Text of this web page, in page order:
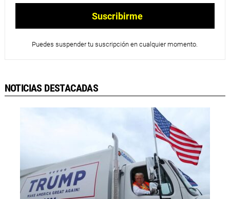
Puedes suspender tu suscripción en cualquier momento.
NOTICIAS DESTACADAS